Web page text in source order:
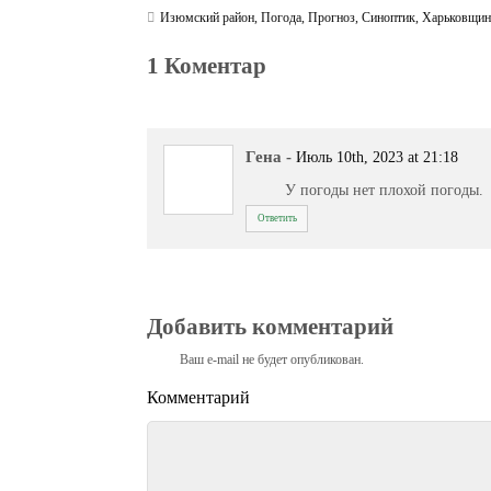
Изюмский район,Погода,Прогноз,Синоптик,
1 Коментар
Гена - Июль 10th, 2023 at 21:18
У погоды нет плохой погоды.
Ответить
Добавить комментарий
Ваш e-mail не будет опубликован.
Комментарий